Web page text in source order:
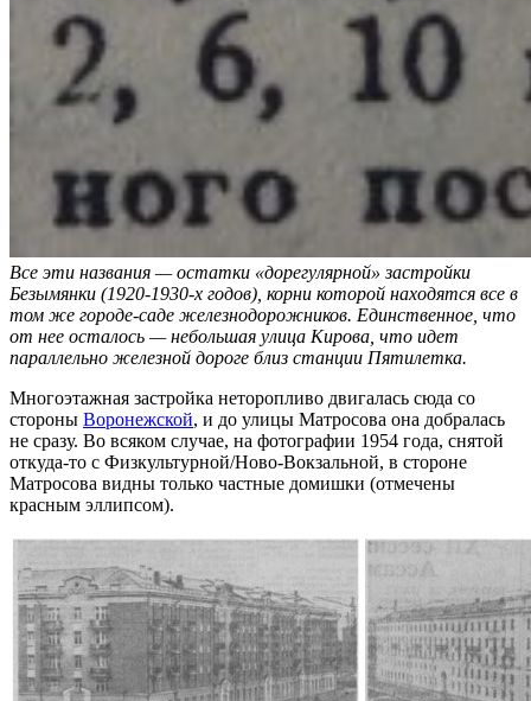
Все эти названия — остатки «дорегулярной» застройки
Безымянки (1920-1930-х годов), корни которой находятся все в
том же городе-саде железнодорожников. Единственное, что
от нее осталось — небольшая улица Кирова, что идет
параллельно железной дороге близ станции Пятилетка.
Многоэтажная застройка неторопливо двигалась сюда со
стороны Воронежской, и до улицы Матросова она добралась
не сразу. Во всяком случае, на фотографии 1954 года, снятой
откуда-то с Физкультурной/Ново-Вокзальной, в стороне
Матросова видны только частные домишки (отмечены
красным эллипсом).